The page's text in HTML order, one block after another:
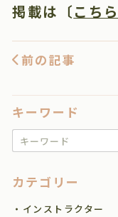
掲載は〔こちら
前の記事
キーワード
キーワードで検索
カテゴリー
・インストラクター